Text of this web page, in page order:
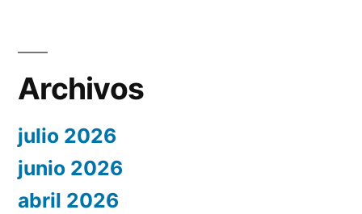
Archivos
julio 2026
junio 2026
abril 2026